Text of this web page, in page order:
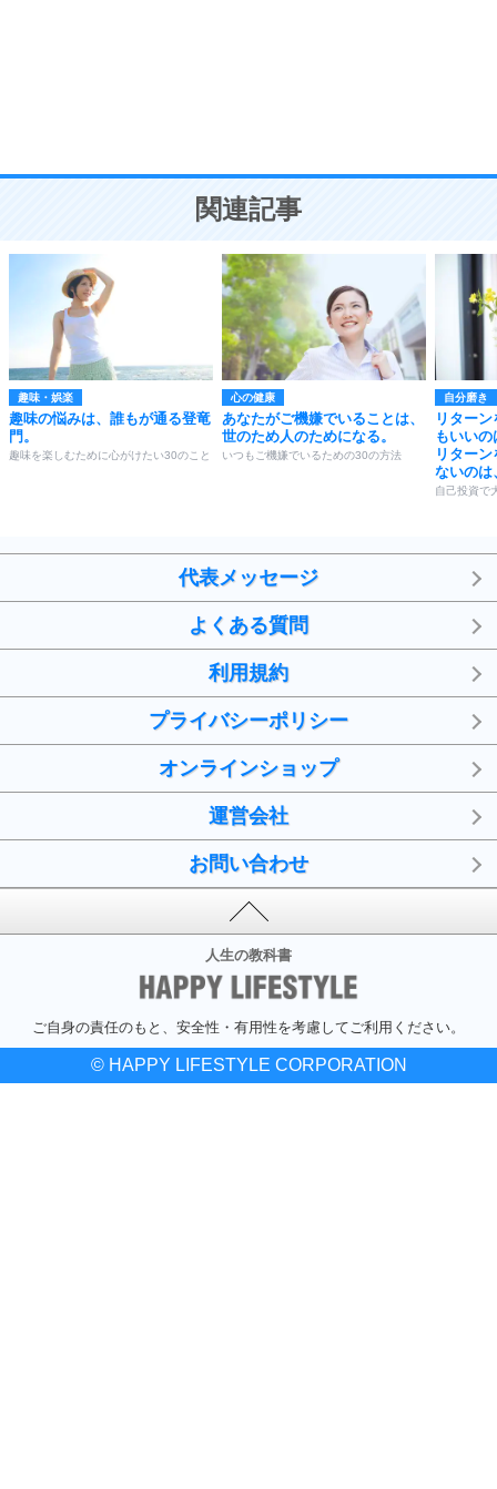
ことが大切。
関連記事
趣味・娯楽
趣味の悩みは、誰もが通る登竜
門。
趣味を楽しむために心がけたい30のこと
心の健康
あなたがご機嫌でいることは、
世のため人のためになる。
いつもご機嫌でいるための30の方法
自分磨き
リター
もいい
リター
ないのは
自己投資で
代表メッセージ
よくある質問
利用規約
プライバシーポリシー
オンラインショップ
運営会社
お問い合わせ
人生の教科書
ご自身の責任のもと、安全性・有用性を考慮してご利用ください。
© HAPPY LIFESTYLE CORPORATION